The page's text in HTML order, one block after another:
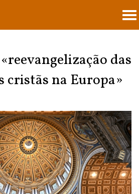
das
cristãs na Europa»